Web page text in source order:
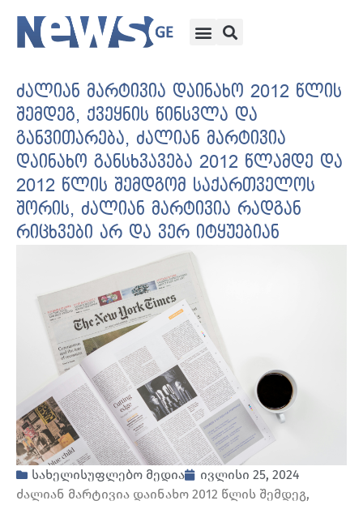
ძალიან მარტივია დაინახო 2012 წლის
შემდეგ, ქვეყნის წინსვლა და
განვითარება, ძალიან მარტივია
დაინახო განსხვავება 2012 წლამდე და
2012 წლის შემდგომ საქართველოს
შორის, ძალიან მარტივია რადგან
რიცხვები არ და ვერ იტყუებიან
სახელისუფლებო მედია
ივლისი 25, 2024
ძალიან მარტივია დაინახო 2012 წლის შემდეგ,